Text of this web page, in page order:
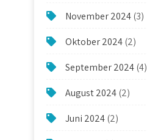
November 2024(3)
Oktober 2024(2)
September 2024(4)
August 2024(2)
Juni 2024(2)